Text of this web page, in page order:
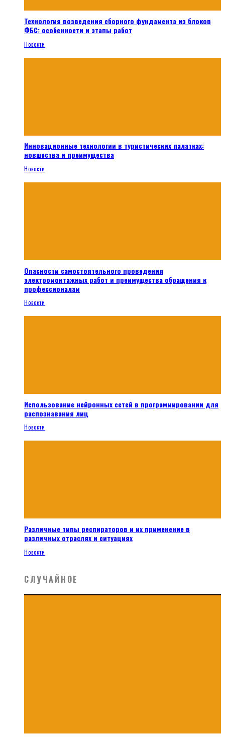
Технология возведения сборного фундамента из блоков
ФБС: особенности и этапы работ
Новости
Инновационные технологии в туристических палатках:
новшества и преимущества
Новости
Опасности самостоятельного проведения
электромонтажных работ и преимущества обращения к
профессионалам
Новости
Использование нейронных сетей в программировании для
распознавания лиц
Новости
Различные типы респираторов и их применение в
различных отраслях и ситуациях
Новости
СЛУЧАЙНОЕ